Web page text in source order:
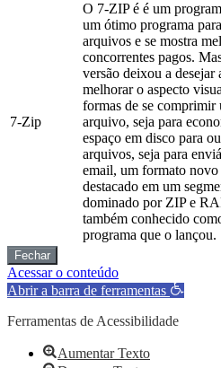
7-Zip
O 7-ZIP é é um
um ótimo programa
arquivos e se mostra
concorrentes pagos.
versão deixou a desejar
melhorar o aspecto
formas de se comprimir
arquivo, seja para
espaço em disco para
arquivos, seja para
email, um formato novo
destacado em um
dominado por ZIP e
também conhecido
programa que o lançou.
Fechar
Acessar o conteúdo
Abrir a barra de ferramentas
Ferramentas de Acessibilidade
Aumentar Texto